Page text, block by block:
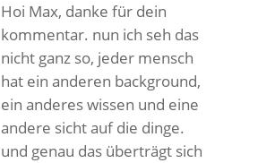
Hoi Max, danke für dein
kommentar. nun ich seh das
nicht ganz so, jeder mensch
hat ein anderen background,
ein anderes wissen und eine
andere sicht auf die dinge.
und genau das überträgt sich